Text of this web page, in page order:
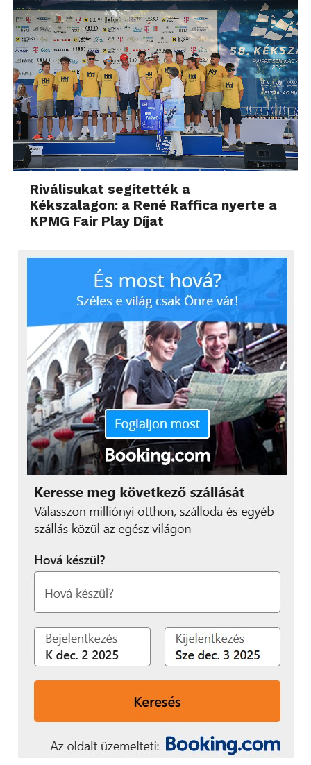
Riválisukat segítették a
Kékszalagon: a René Raffica nyerte a
KPMG Fair Play Díjat